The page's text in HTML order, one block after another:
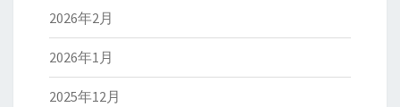
2026年2月
2026年1月
2025年12月